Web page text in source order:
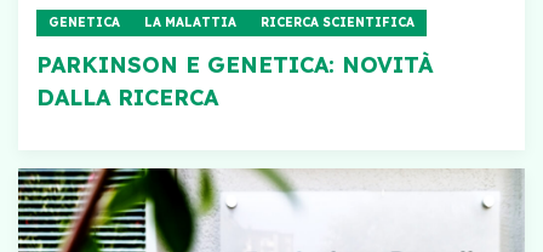
GENETICA LA MALATTIA RICERCA SCIENTIFICA
PARKINSON E GENETICA: NOVITÀ
DALLA RICERCA